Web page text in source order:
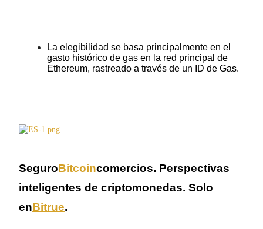
Disfruta del reparto de beneficios y comisiones de copy trading
La elegibilidad se basa principalmente en el
gasto histórico de gas en la red principal de
Ethereum, rastreado a través de un ID de Gas.
SeguroBitcoincomercios. Perspectivas
inteligentes de criptomonedas. Solo
enBitrue.